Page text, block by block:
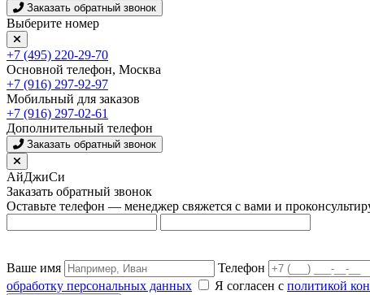
Заказать обратный звонок
Выберите номер
+7 (495) 220-29-70
Основной телефон, Москва
+7 (916) 297-92-97
Мобильный для заказов
+7 (916) 297-02-61
Дополнительный телефон
Заказать обратный звонок
АйДжиСи
Заказать обратный звонок
Оставьте телефон — менеджер свяжется с вами и
Ваше имя Телефон
обработку персональных данных
Я согласен с политикой